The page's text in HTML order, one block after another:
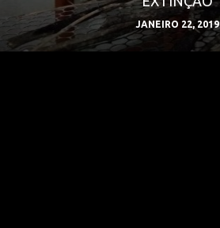
JANEIRO 22, 2019